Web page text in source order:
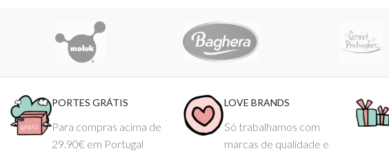
PORTES GRÁTIS
Para compras acima de
29.90€ em Portugal
LOVE BRANDS
Só trabalhamos com
marcas de qualidade e